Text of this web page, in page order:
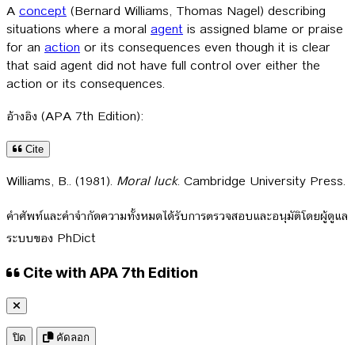
A concept (Bernard Williams, Thomas Nagel) describing
situations where a moral agent is assigned blame or praise
for an action or its consequences even though it is clear
that said agent did not have full control over either the
action or its consequences.
อ้างอิง (APA 7th Edition):
Cite
Williams, B.. (1981). Moral luck. Cambridge University Press.
คำศัพท์และคำจำกัดความทั้งหมดได้รับการตรวจสอบและอนุมัติโดยผู้ดูแล
ระบบของ PhDict
Cite with APA 7th Edition
ปิด คัดลอก